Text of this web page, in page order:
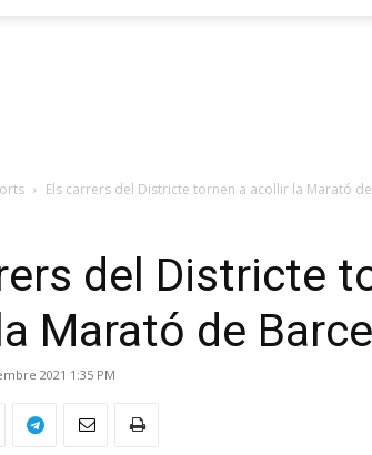
Els carrers del Districte tornen a acollir la Marató
del Districte
Marató de
2021 1:35 PM